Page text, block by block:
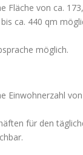
Fläche von ca.
ca. 440 qm
möglich.
Einwohnerzahl von
für den